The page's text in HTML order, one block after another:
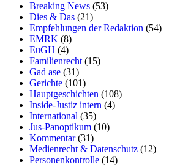
Breaking News (53)
Dies & Das (21)
Empfehlungen der Redaktion (54)
EMRK (8)
EuGH (4)
Familienrecht (15)
Gad ase (31)
Gerichte (101)
Hauptgeschichten (108)
Inside-Justiz intern (4)
International (35)
Jus-Panoptikum (10)
Kommentar(31)
Medienrecht & Datenschutz (12)
Personenkontrolle (14)